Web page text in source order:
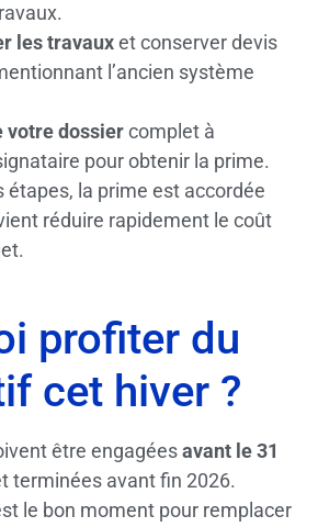
les travauxet conserver devis
l’ancien système
votre dossiercomplet à
pour obtenir la prime.
étapes, la prime est accordée
réduire rapidement le coût
profiter du
cet hiver ?
être engagéesavant le 31
terminées avant fin 2026.
le bon moment pour remplacer